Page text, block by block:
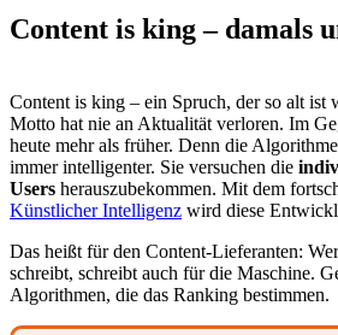
Content is king – damals
Content is king – ein Spruch, der so alt ist
Motto hat nie an Aktualität verloren. Im
heute mehr als früher. Denn die
immer intelligenter. Sie versuchen die
Users herauszubekommen. Mit dem
Künstlicher Intelligenz wird diese
Das heißt für den Content-Lieferanten:
schreibt, schreibt auch für die Maschine.
Algorithmen, die das Ranking bestimmen.